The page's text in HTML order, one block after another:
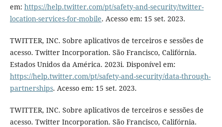
em: https://help.twitter.com/pt/safety-and-security/twitter-
location-services-for-mobile. Acesso em: 15 set. 2023.
TWITTER, INC. Sobre aplicativos de terceiros e sessões de
acesso. Twitter Incorporation. São Francisco, Califórnia.
Estados Unidos da América. 2023i. Disponível em:
https://help.twitter.com/pt/safety-and-security/data-through-
partnerships. Acesso em: 15 set. 2023.
TWITTER, INC. Sobre aplicativos de terceiros e sessões de
acesso. Twitter Incorporation. São Francisco, Califórnia.